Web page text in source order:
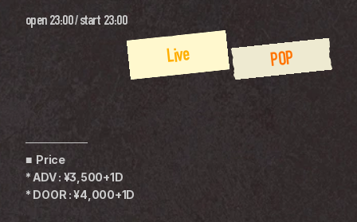
open 23:00 / start 23:00
POP
Live
────────
■  Price
* ADV : ¥3,500+1D
* DOOR : ¥4,000+1D